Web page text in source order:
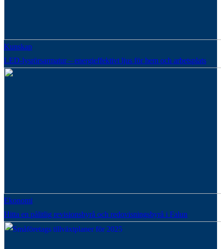
Kunskap
LED-lysrörsarmatur – energieffektivt ljus för hem och arbetsplats
Ekonomi
Hitta en pålitlig revisionsbyrå och redovisningsbyrå i Falun